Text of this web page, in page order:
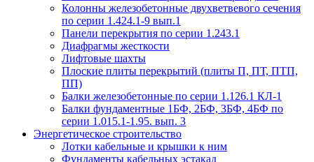
Колонны железобетонные двухветвевого сечения
по серии 1.424.1-9 вып.1
Панели перекрытия по серии 1.243.1
Диафрагмы жесткости
Лифтовые шахты
Плоские плиты перекрытий (плиты П, ПТ, ПТП,
ПП)
Балки железобетонные по серии 1.126.1 КЛ-1
Балки фундаментные 1БФ, 2БФ, 3БФ, 4БФ по
серии 1.015.1-1.95. вып. 3
Энергетическое строительство
Лотки кабельные и крышки к ним
Фундаменты кабельных эстакад